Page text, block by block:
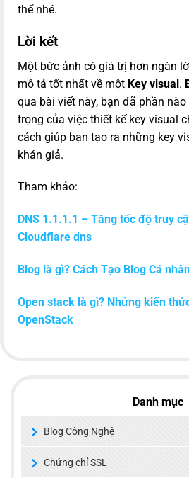
thể nhé.
Lời kết
Một bức ảnh có giá trị hơn ngàn
mô tả tốt nhất về một Key visual.
qua bài viết này, bạn đã phần
trọng của việc thiết kế key visual
cách giúp bạn tạo ra những key
khán giả.
Tham khảo:
DNS 1.1.1.1 – Tăng tốc độ truy
Cloudflare dns
Blog là gì? Cách Tạo Blog Cá
Open stack là gì? Những kiến
OpenStack
Danh mục
Blog Công Nghệ
Chứng chỉ SSL